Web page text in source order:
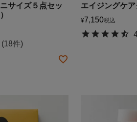
サイズ５点セッ
(18件)
エイジングケア
¥7,150税込